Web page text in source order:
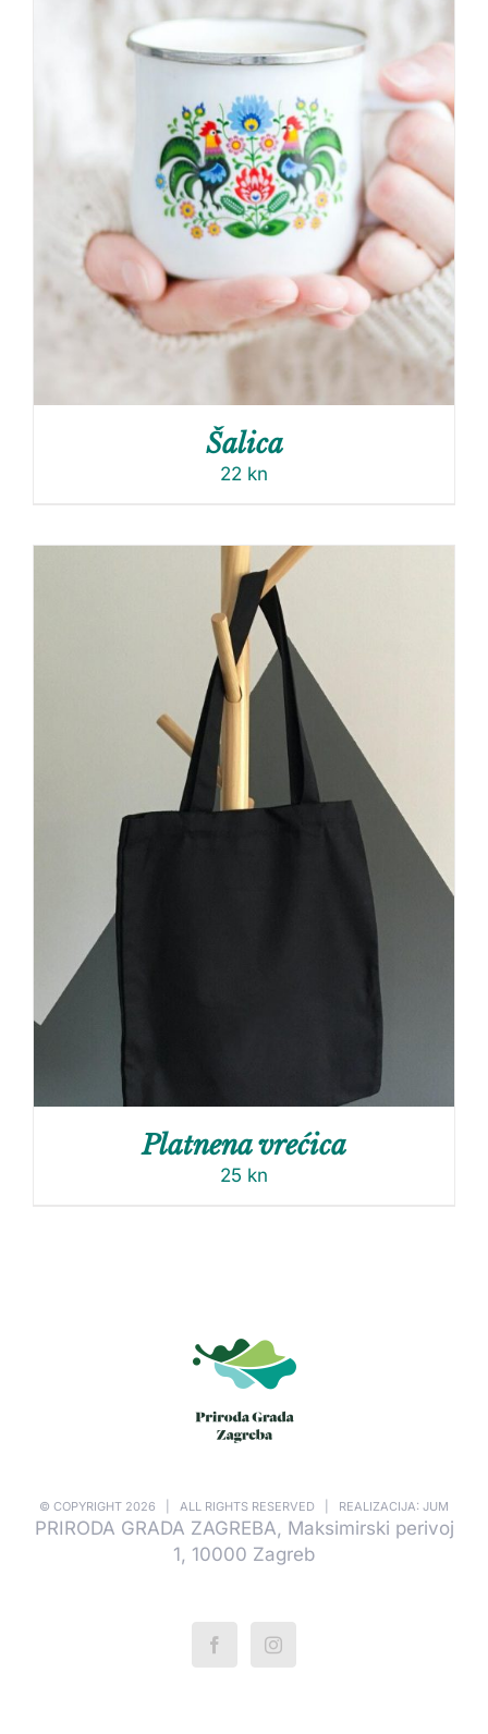
Šalica
22 kn
Platnena vrećica
25 kn
© COPYRIGHT 2026 | ALL RIGHTS RESERVED | REALIZACIJA: JUM
PRIRODA GRADA ZAGREBA, Maksimirski perivoj
1, 10000 Zagreb